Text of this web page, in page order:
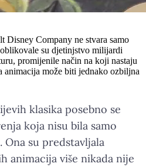
Disney Company ne stvara samo
su djetinjstvo milijardi
promijenile način na koji nastaju
može biti jednako ozbiljna
klasika posebno se
koja nisu bila samo
su predstavljala
animacija više nikada nije